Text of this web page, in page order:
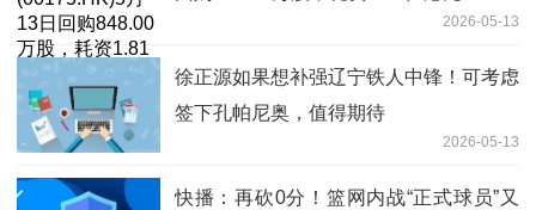
2026-05-13
徐正源如果想补强辽宁铁人中锋！可考虑
签下孔帕尼奥，值得期待
2026-05-13
快播：再砍0分！篮网内战“正式球员”又